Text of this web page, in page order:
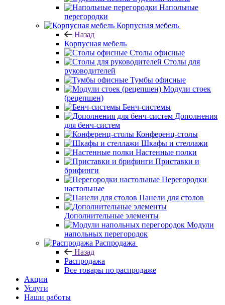
Напольные
перегородки
Корпусная мебель
Назад
Корпусная мебель
Столы офисные
Столы для
руководителей
Тумбы офисные
Модули стоек
(рецепшен)
Бенч-системы
Дополнения
для бенч-систем
Конференц-столы
Шкафы и стеллажи
Настенные полки
Приставки и
брифинги
Перегородки
настольные
Панели для столов
Дополнительные элементы
Модули
напольных перегородок
Распродажа
Назад
Распродажа
Все товары по распродаже
Акции
Услуги
Наши работы